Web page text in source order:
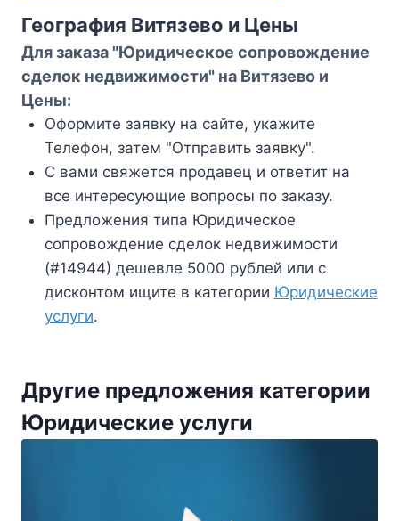
География Витязево и Цены
Для заказа "Юридическое сопровождение
сделок недвижимости" на Витязево и
Цены:
Оформите заявку на сайте, укажите
Телефон, затем "Отправить заявку".
С вами свяжется продавец и ответит на
все интересующие вопросы по заказу.
Предложения типа Юридическое
сопровождение сделок недвижимости
(#14944) дешевле 5000 рублей или с
дисконтом ищите в категории Юридические
услуги.
Другие предложения категории
Юридические услуги